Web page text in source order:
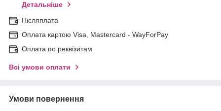
Детальніше
Післяплата
Оплата картою Visa, Mastercard - WayForPay
Оплата по реквізитам
Всі умови оплати
Умови повернення